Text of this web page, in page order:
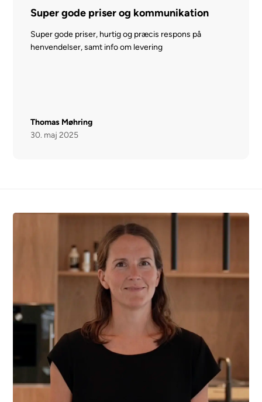
Super gode priser og kommunikation
Super gode priser, hurtig og præcis respons på
henvendelser, samt info om levering
Thomas Møhring
30. maj 2025